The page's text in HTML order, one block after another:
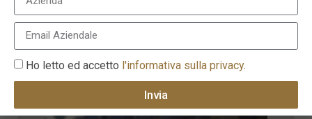
Ho letto ed accetto l'informativa sulla privacy.
Invia